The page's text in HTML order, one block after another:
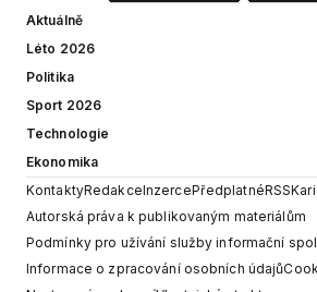
Aktuálně
Léto 2026
Politika
Sport 2026
Technologie
Ekonomika
KontaktyRedakceInzercePředplatnéRSS
Autorská práva k publikovaným materiálům
Podmínky pro užívání služby informační
Informace o zpracování osobních údajů